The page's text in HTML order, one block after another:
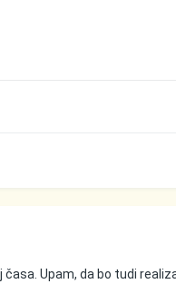
Upam, da bo tudi